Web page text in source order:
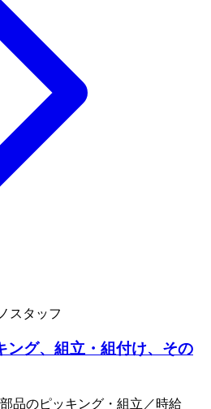
スタッフ
ング、組立・組付け、その
部品のピッキング・組立／時給